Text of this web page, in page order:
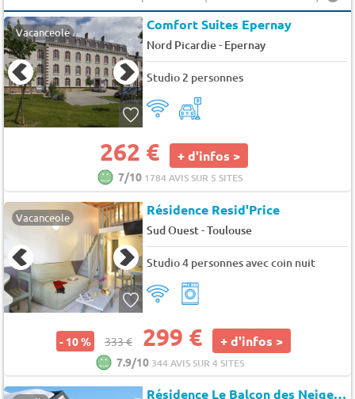
Vacanceole Comfort Suites Epernay
Nord Picardie- Epernay
Studio 2 personnes
262 € + d'infos >
7/10 1784 AVIS SUR 5 SITES
Vacanceole Résidence Resid'Price
Sud Ouest-Toulouse
Studio 4 personnes avec coin nuit
- 10 % 333 € 299 € + d'infos >
7.9/10 344 AVIS SUR 4 SITES
Résidence Le Balcon des Neiges